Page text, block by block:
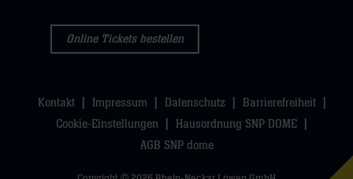
Online Tickets bestellen
Kontakt Impressum Datenschutz
Barrierefreiheit
Cookie-Einstellungen
Hausordnung SNP DOME
AGB SNP dome